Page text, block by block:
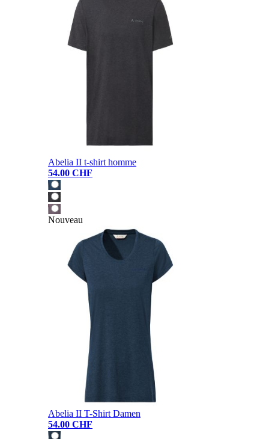
Abelia II t-shirt homme
54.00 CHF
Nouveau
Abelia II T-Shirt Damen
54.00 CHF